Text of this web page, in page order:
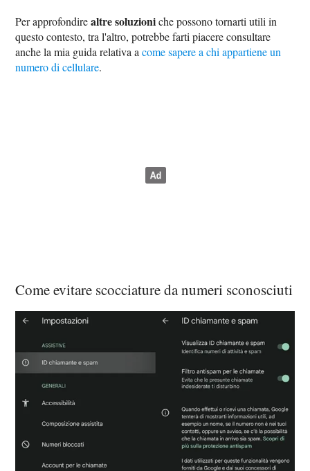
Per approfondirealtre soluzioniche possono tornarti utili in
questo contesto, tra l'altro, potrebbe farti piacere consultare
anche la mia guida relativa acome sapere a chi appartiene un
numero di cellulare.
Come evitare scocciature da numeri sconosciuti